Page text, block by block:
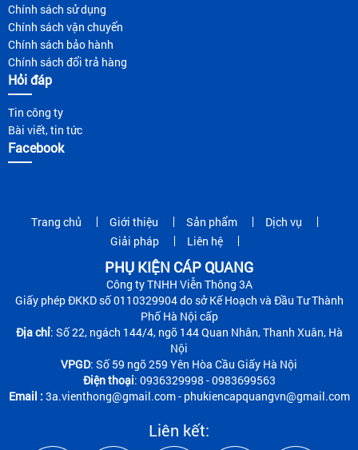
Chính sách sử dụng
Chính sách vận chuyển
Chính sách bảo hành
Chính sách đổi trả hàng
Hỏi đáp
Tin công ty
Bài viết, tin tức
Facebook
Trang chủ Giới thiệu Sản phẩm
Dịch vụ
Giải pháp
Liên hệ
PHỤ KIỆN CÁP QUANG
Công ty TNHH Viễn Thông 3A
Giấy phép ĐKKD số 0110329904 do sở Kế Hoạch và Đầu Tư Thành
Phố Hà Nội cấp
Địa chỉ: Số 22, ngách 144/4, ngõ 144 Quan Nhân, Thanh Xuân, Hà
Nội
VPGD: Số 59 ngõ 259 Yên Hòa Cầu Giấy Hà Nội
Điện thoại: 0936329998 - 0983699563
Email : 3a.vienthong@gmail.com - phukiencapquangvn@gmail.com
Liên kết: